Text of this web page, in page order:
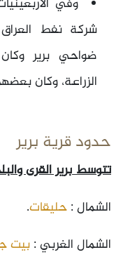
وفي
شركة نفط العراق
ضواحي برير
الزراعة، وكان
حدود قرية برير
تتوسط برير القرى
الشمال : حليقات.
الشمال الغربي :بيت